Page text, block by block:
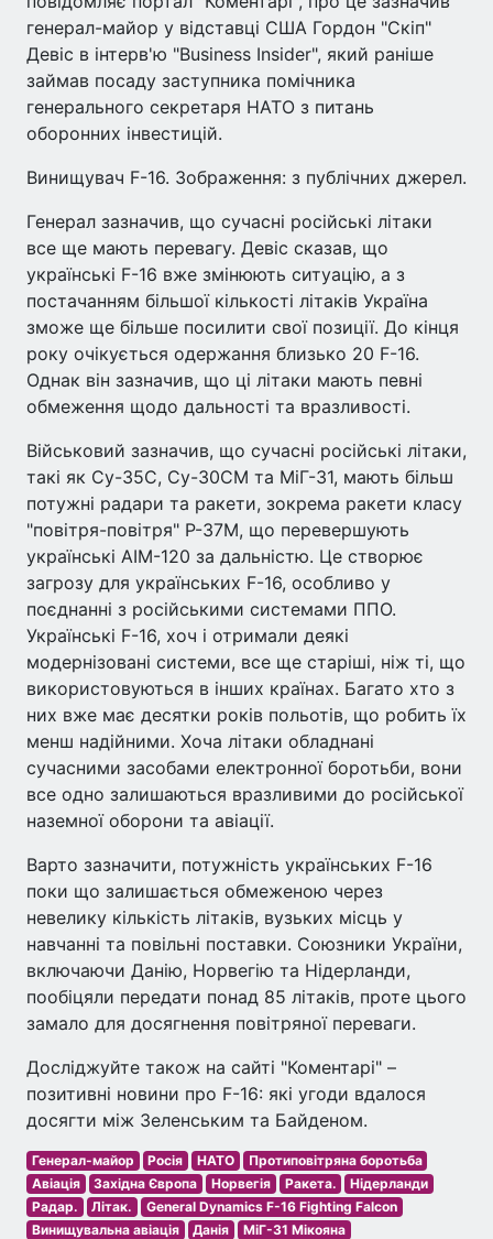
генерал-майор у відставці США Гордон "Скіп"
Девіс в інтерв'ю "Business Insider", який раніше
займав посаду заступника помічника
генерального секретаря НАТО з питань
оборонних інвестицій.
Винищувач F-16. Зображення: з публічних джерел.
Генерал зазначив, що сучасні російські літаки
все ще мають перевагу. Девіс сказав, що
українські F-16 вже змінюють ситуацію, а з
постачанням більшої кількості літаків Україна
зможе ще більше посилити свої позиції. До кінця
року очікується одержання близько 20 F-16.
Однак він зазначив, що ці літаки мають певні
обмеження щодо дальності та вразливості.
Військовий зазначив, що сучасні російські літаки,
такі як Су-35С, Су-30СМ та МіГ-31, мають більш
потужні радари та ракети, зокрема ракети класу
"повітря-повітря" Р-37М, що перевершують
українські AIM-120 за дальністю. Це створює
загрозу для українських F-16, особливо у
поєднанні з російськими системами ППО.
Українські F-16, хоч і отримали деякі
модернізовані системи, все ще старіші, ніж ті, що
використовуються в інших країнах. Багато хто з
них вже має десятки років польотів, що робить їх
менш надійними. Хоча літаки обладнані
сучасними засобами електронної боротьби, вони
все одно залишаються вразливими до російської
наземної оборони та авіації.
Варто зазначити, потужність українських F-16
поки що залишається обмеженою через
невелику кількість літаків, вузьких місць у
навчанні та повільні поставки. Союзники України,
включаючи Данію, Норвегію та Нідерланди,
пообіцяли передати понад 85 літаків, проте цього
замало для досягнення повітряної переваги.
Досліджуйте також на сайті "Коментарі" –
позитивні новини про F-16: які угоди вдалося
досягти між Зеленським та Байденом.
Генерал-майор Росія НАТО
Протиповітряна боротьба
Авіація
Західна Європа Норвегія Ракета.
Нідерланди
Радар.
Літак.
General Dynamics F-16 Fighting Falcon
Винищувальна авіація
Данія
МіГ-31 Мікояна